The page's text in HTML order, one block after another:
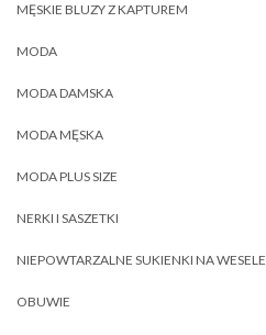
MĘSKIE BLUZY Z KAPTUREM
MODA
MODA DAMSKA
MODA MĘSKA
MODA PLUS SIZE
NERKI I SASZETKI
NIEPOWTARZALNE SUKIENKI NA WESELE
OBUWIE